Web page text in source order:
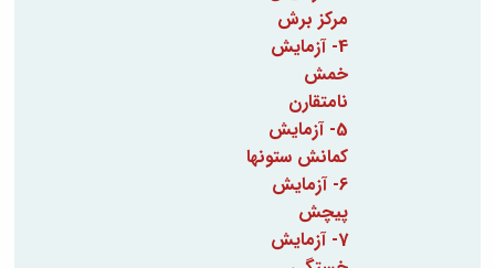
مرکز برش
4- آزمایش
خمش
نامتقارن
5- آزمایش
کمانش ستونها
6- آزمایش
پیچش
7- آزمایش